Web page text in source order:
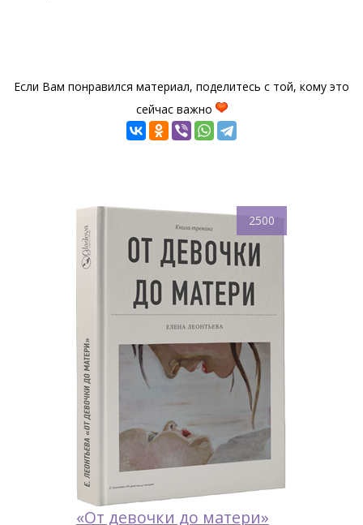
Если Вам понравился материал, поделитесь с той, кому это
сейчас важно
2500
«От девочки до матери»